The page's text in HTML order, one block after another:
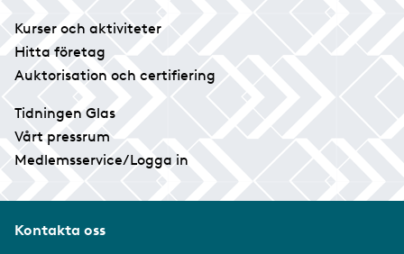
Kurser och aktiviteter
Hitta företag
Auktorisation och certifiering
Tidningen Glas
Vårt pressrum
Medlemsservice/Logga in
Kontakta oss